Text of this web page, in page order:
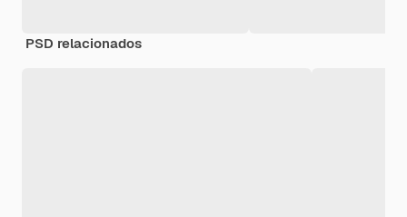
PSD relacionados